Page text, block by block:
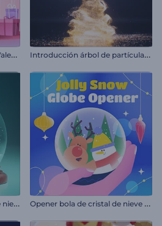
S
aludos de feliz Día de San Valentín I
ntroducción árbol de partículas brillantes
O
pener de globo mágico de nieve de navidad O
pener bola de cristal de nieve alegre